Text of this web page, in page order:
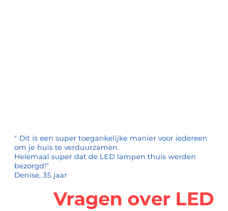
" Dit is een super toegankelijke manier voor iedereen
om je huis te verduurzamen.
Helemaal super dat de LED lampen thuis werden
bezorgd!"
Denise, 35 jaar
Vragen over LED